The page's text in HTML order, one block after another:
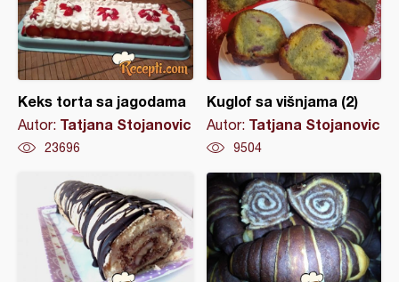
Keks torta sa jagodama
Autor: Tatjana Stojanovic
23696
Kuglof sa višnjama (2)
Autor: Tatjana Stojanovic
9504